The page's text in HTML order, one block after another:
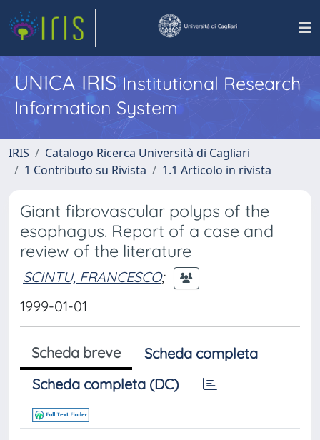
UNICA IRISInstitutional Research
Information System
IRIS
Catalogo Ricerca Università di Cagliari
1 Contributo su Rivista
1.1 Articolo in rivista
Giant fibrovascular polyps of the
esophagus. Report of a case and
review of the literature
SCINTU, FRANCESCO;
1999-01-01
Scheda breve
Scheda completa
Scheda completa (DC)